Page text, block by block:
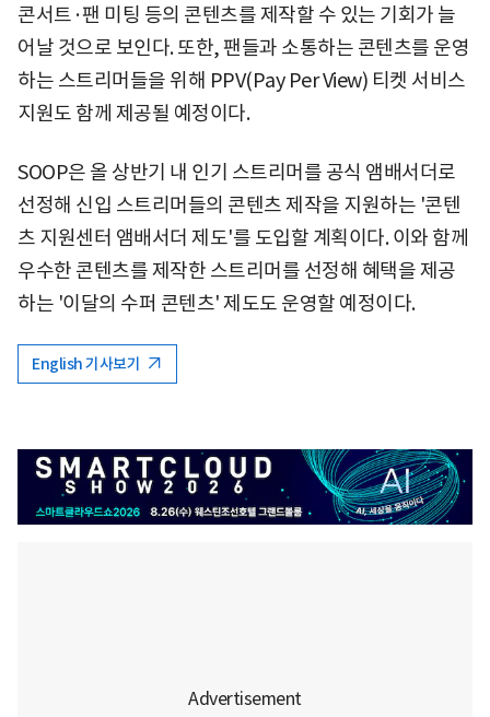
콘서트·팬 미팅 등의 콘텐츠를 제작할 수 있는 기회가 늘
어날 것으로 보인다. 또한, 팬들과 소통하는 콘텐츠를 운영
하는 스트리머들을 위해 PPV(Pay Per View) 티켓 서비스
지원도 함께 제공될 예정이다.
SOOP은 올 상반기 내 인기 스트리머를 공식 앰배서더로
선정해 신입 스트리머들의 콘텐츠 제작을 지원하는 '콘텐
츠 지원센터 앰배서더 제도'를 도입할 계획이다. 이와 함께
우수한 콘텐츠를 제작한 스트리머를 선정해 혜택을 제공
하는 '이달의 수퍼 콘텐츠' 제도도 운영할 예정이다.
English 기사보기